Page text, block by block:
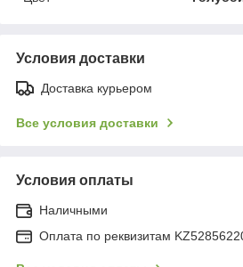
Условия доставки
Доставка курьером
Все условия доставки
Условия оплаты
Наличными
Оплата по реквизитам